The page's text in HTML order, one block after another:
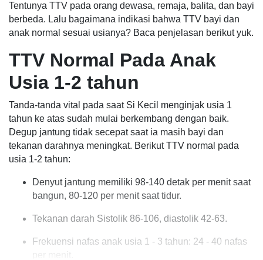
Tentunya TTV pada orang dewasa, remaja, balita, dan bayi
berbeda. Lalu bagaimana indikasi bahwa TTV bayi dan
anak normal sesuai usianya? Baca penjelasan berikut yuk.
TTV Normal Pada Anak
Usia 1-2 tahun
Tanda-tanda vital pada saat Si Kecil menginjak usia 1
tahun ke atas sudah mulai berkembang dengan baik.
Degup jantung tidak secepat saat ia masih bayi dan
tekanan darahnya meningkat. Berikut TTV normal pada
usia 1-2 tahun:
Denyut jantung memiliki 98-140 detak per menit saat
bangun, 80-120 per menit saat tidur.
Tekanan darah Sistolik 86-106, diastolik 42-63.
Frekuensi nafas anak usia 1 - 3 tahun: 24 - 40 nafas
per menit.